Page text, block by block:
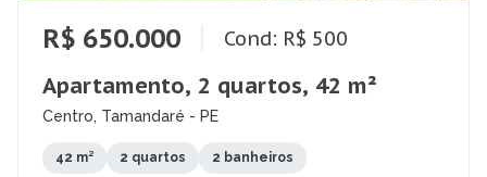
R$ 650.000 Cond: R$ 500
Apartamento, 2 quartos, 42 m²
Centro, Tamandaré - PE
42 m² 2 quartos 2 banheiros